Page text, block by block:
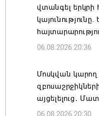
վտանգել
06.08.2026 20:36
Մոսկվան
այցելելուց․
06.08.2026 20:30